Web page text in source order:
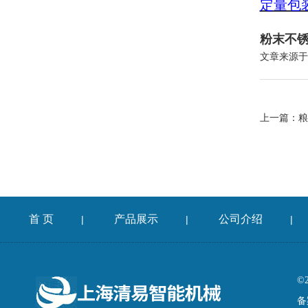
定量包
粉末不
文章来源
上一篇：
首 页 | 产品展示 | 公司介绍 |
备